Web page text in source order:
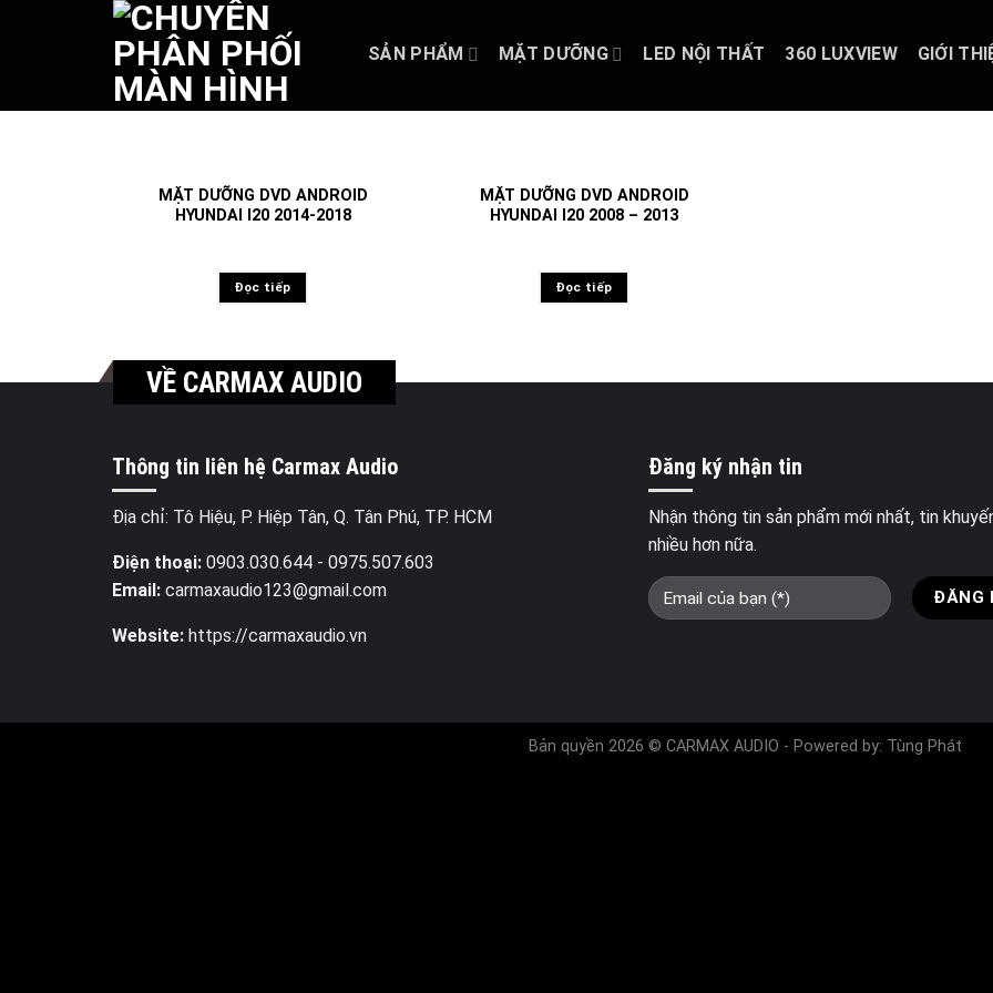
SẢN PHẨM MẶT DƯỠNG LED NỘI THẤT 360 LUXVIEW GIỚI
MẶT DƯỠNG DVD ANDROID
HYUNDAI I20 2014-2018
Đọc tiếp
MẶT DƯỠNG DVD ANDROID
HYUNDAI I20 2008 – 2013
Đọc tiếp
VỀ CARMAX AUDIO
Thông tin liên hệ Carmax Audio
Địa chỉ: Tô Hiệu, P. Hiệp Tân, Q. Tân Phú, TP. HCM
Điện thoại: 0903.030.644- 0975.507.603
Email:carmaxaudio123@gmail.com
Website:https://carmaxaudio.vn
Đăng ký nhận tin
Nhận thông tin sản phẩm mới nhất, tin
nhiều hơn nữa.
Bản quyền 2026 © CARMAX AUDIO - Powered by: Tùng Phát